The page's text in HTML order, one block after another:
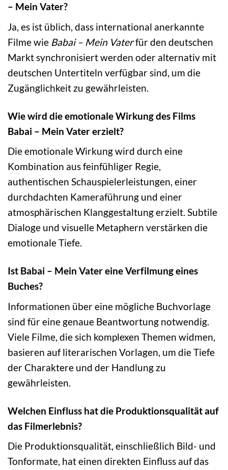
– Mein Vater?
Ja, es ist üblich, dass international anerkannte
Filme wie Babai – Mein Vaterfür den deutschen
Markt synchronisiert werden oder alternativ mit
deutschen Untertiteln verfügbar sind, um die
Zugänglichkeit zu gewährleisten.
Wie wird die emotionale Wirkung des Films
Babai – Mein Vater erzielt?
Die emotionale Wirkung wird durch eine
Kombination aus feinfühliger Regie,
authentischen Schauspielerleistungen, einer
durchdachten Kameraführung und einer
atmosphärischen Klanggestaltung erzielt. Subtile
Dialoge und visuelle Metaphern verstärken die
emotionale Tiefe.
Ist Babai – Mein Vater eine Verfilmung eines
Buches?
Informationen über eine mögliche Buchvorlage
sind für eine genaue Beantwortung notwendig.
Viele Filme, die sich komplexen Themen widmen,
basieren auf literarischen Vorlagen, um die Tiefe
der Charaktere und der Handlung zu
gewährleisten.
Welchen Einfluss hat die Produktionsqualität auf
das Filmerlebnis?
Die Produktionsqualität, einschließlich Bild- und
Tonformate, hat einen direkten Einfluss auf das